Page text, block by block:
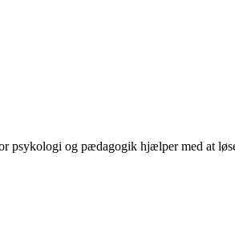
psykologi og pædagogik hjælper med at